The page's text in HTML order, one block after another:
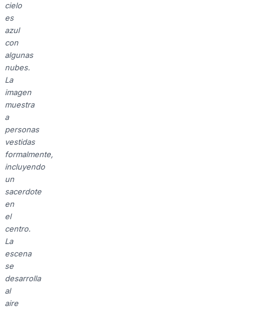
cielo
es
azul
con
algunas
nubes.
La
imagen
muestra
a
personas
vestidas
formalmente,
incluyendo
un
sacerdote
en
el
centro.
La
escena
se
desarrolla
al
aire